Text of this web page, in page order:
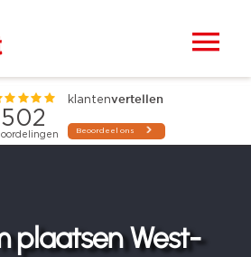
plaatsen West-